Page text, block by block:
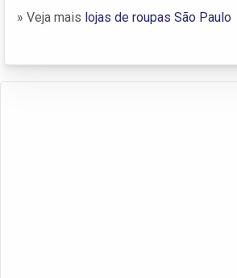
» Veja mais lojas de roupas São Paulo